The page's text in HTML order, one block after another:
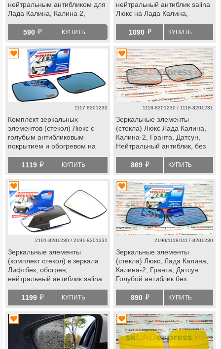
нейтральным антибликом для
Лада Калина, Калина 2,
590 й КУПИТЬ
нейтральный антиблик salina
Люкс на Лада Калина,
1090 й КУПИТЬ
1117.8201230
Комплект зеркальных
элементов (стекол) Люкс с
голубым антибликовым
покрытием и обогревом на
Гранта седан, Датсун
1119 й КУПИТЬ
1118-8201230 / 1118-8201231
Зеркальные элементы
(стекла) Люкс Лада Калина,
Калина-2, Гранта, Датсун,
Нейтральный антиблик, без
869 й КУПИТЬ
2191-8201230 / 2191-8201231
Зеркальные элементы
(комплект стекол) в зеркала
Лифтбек, обогрев,
нейтральный антиблик salina
Калина, Калина 2, datsun
1199 й КУПИТЬ
2190/1118/1117-8201230
Зеркальные элементы
(стекла) Люкс, Лада Калина,
Калина-2, Гранта, Датсун
Голубой антиблик без
890 й КУПИТЬ